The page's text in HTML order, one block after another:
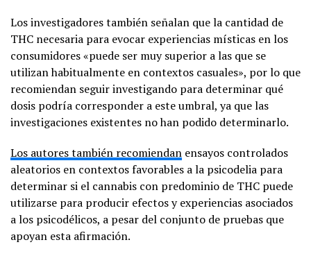
Los investigadores también señalan que la cantidad de
THC necesaria para evocar experiencias místicas en los
consumidores «puede ser muy superior a las que se
utilizan habitualmente en contextos casuales», por lo que
recomiendan seguir investigando para determinar qué
dosis podría corresponder a este umbral, ya que las
investigaciones existentes no han podido determinarlo.
Los autores también recomiendan ensayos controlados
aleatorios en contextos favorables a la psicodelia para
determinar si el cannabis con predominio de THC puede
utilizarse para producir efectos y experiencias asociados
a los psicodélicos, a pesar del conjunto de pruebas que
apoyan esta afirmación.